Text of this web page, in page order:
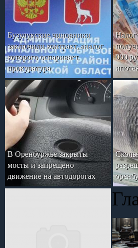
Бузулукские чиновники
заключили контракт, аналог
которого оспаривает
прокуратура
000
В Оренбуржье закрыты
мосты и запрещено
движение на автодорогах